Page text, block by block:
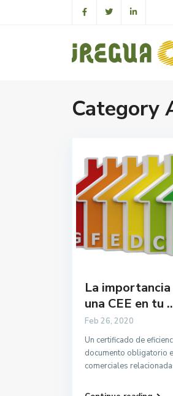
Category
La
una CEE en tu
Feb 26, 2020
Un certificado de
documento obligatorio
comerciales